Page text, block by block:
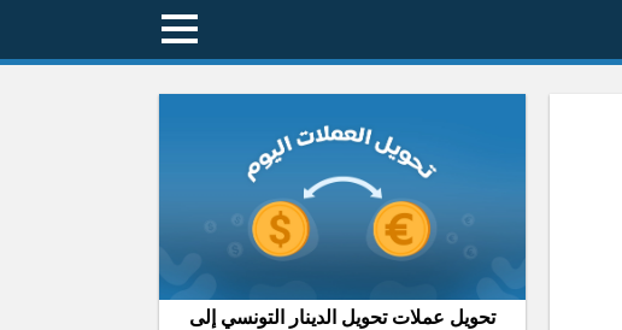
تحويل عملات تحويل الدينار التونسي إلى